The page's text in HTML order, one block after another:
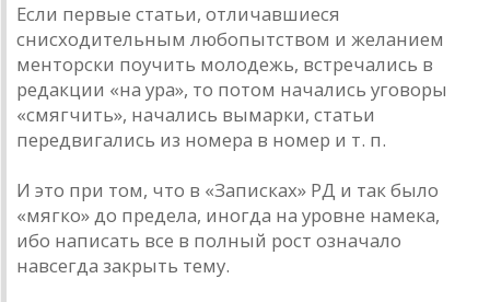
Если первые статьи, отличавшиеся
снисходительным любопытством и желанием
менторски поучить молодежь, встречались в
редакции «на ура», то потом начались уговоры
«смягчить», начались вымарки, статьи
передвигались из номера в номер и т. п.
И это при том, что в «Записках» РД и так было
«мягко» до предела, иногда на уровне намека,
ибо написать все в полный рост означало
навсегда закрыть тему.